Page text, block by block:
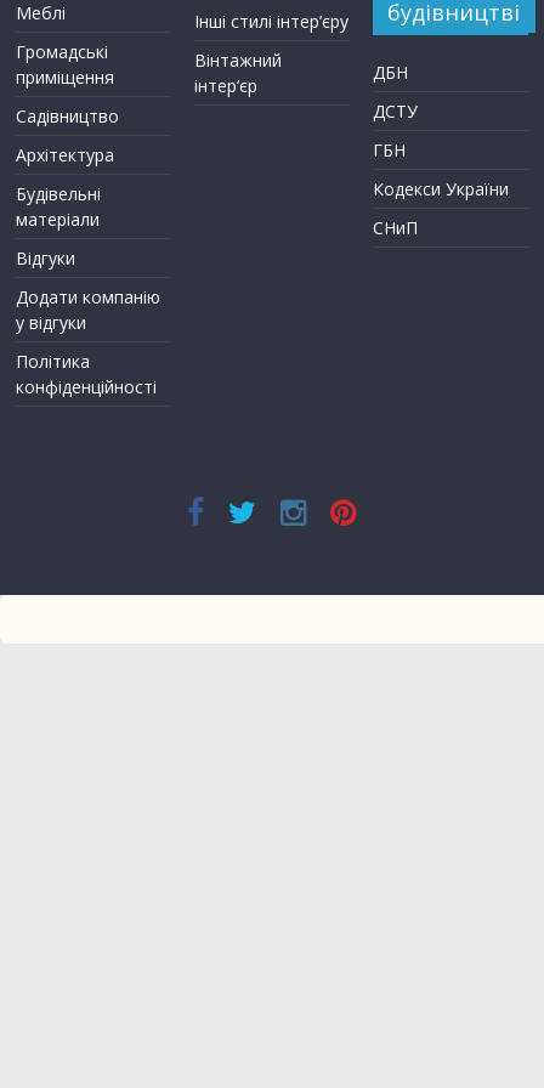
Меблі
Громадські
приміщення
Садівництво
Архітектура
Будівельні
матеріали
Відгуки
Додати компанію
у відгуки
Політика
конфіденційності
Інші стилі інтер’єру
Вінтажний
інтер’єр
будівництві
ДБН
ДСТУ
ГБН
Кодекси України
СНиП